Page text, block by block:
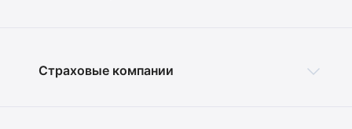
Страховые компании